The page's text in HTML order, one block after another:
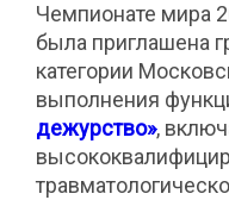
Чемпионате мира
была приглашена
категории
выполнения
дежурство»,